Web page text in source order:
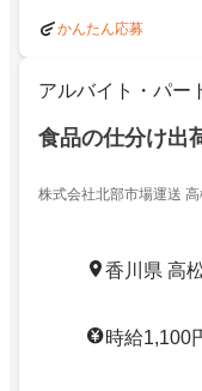
かんたん応募
アルバイト・パー
食品の仕分け出
株式会社北部市場運送
香川県 高
時給1,100